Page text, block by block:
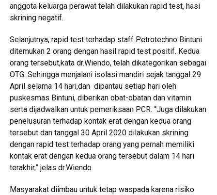
anggota keluarga perawat telah dilakukan rapid test, hasi
skrining negatif.
Selanjutnya, rapid test terhadap staff Petrotechno Bintuni
ditemukan 2 orang dengan hasil rapid test positif. Kedua
orang tersebut,kata dr.Wiendo, telah dikategorikan sebagai
OTG. Sehingga menjalani isolasi mandiri sejak tanggal 29
April selama 14 hari,dan dipantau setiap hari oleh
puskesmas Bintuni, diberikan obat-obatan dan vitamin
serta dijadwalkan untuk pemeriksaan PCR. “Juga dilakukan
penelusuran terhadap kontak erat dengan kedua orang
tersebut dan tanggal 30 April 2020 dilakukan skrining
dengan rapid test terhadap orang yang pernah memiliki
kontak erat dengan kedua orang tersebut dalam 14 hari
terakhir,” jelas dr.Wiendo.
Masyarakat diimbau untuk tetap waspada karena risiko